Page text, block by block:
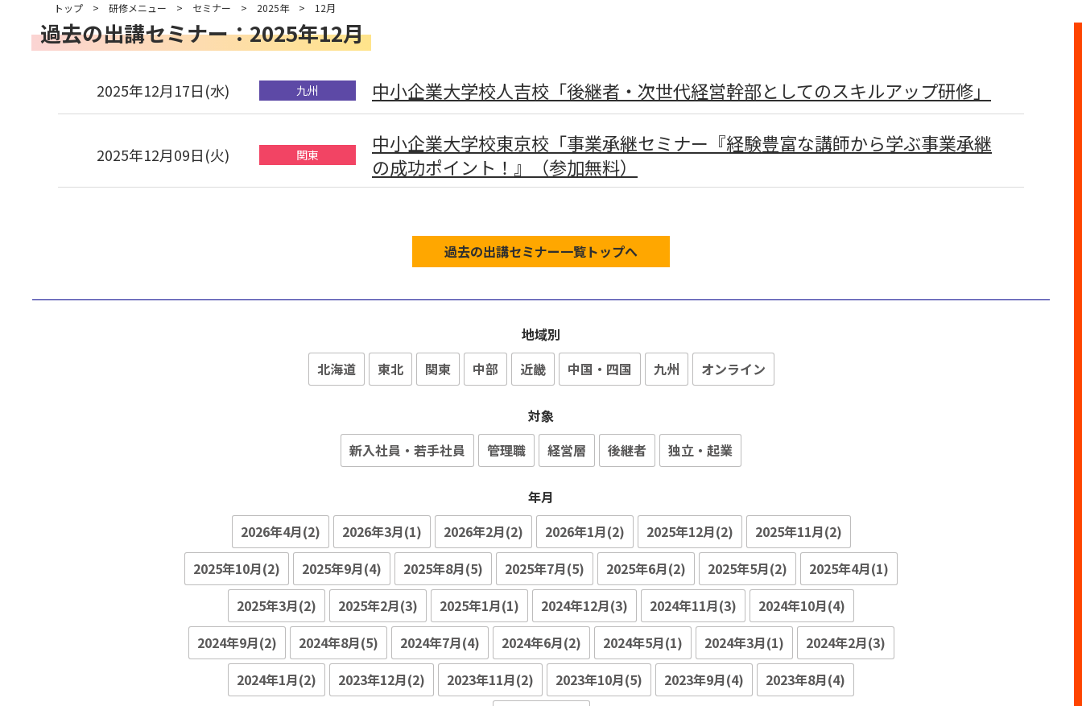
トップ >研修メニュー > セミナー > 2025年> 12月
過去の出講セミナー：2025年12月
2025年12月17日(水) 九州 中小企業大学校人吉校「後継者・次世代経営幹部としてのスキルアップ研修」
2025年12月09日(火) 関東
中小企業大学校東京校「事業承継セミナー『経験豊富な講師から学ぶ事業承継
の成功ポイント！』（参加無料）
過去の出講セミナー一覧トップへ
地域別
北海道
東北 関東 中部 近畿 中国・四国 九州 オンライン
対象
新入社員・若手社員
管理職 経営層 後継者 独立・起業
年月
2026年4月(2)
2026年3月(1) 2026年2月(2) 2026年1月(2) 2025年12月(2)
2025年11月(2)
2025年10月(2)
2025年9月(4) 2025年8月(5) 2025年7月(5) 2025年6月(2) 2025年5月(2)
2025年4月(1)
2025年3月(2)
2025年2月(3) 2025年1月(1) 2024年12月(3) 2024年11月(3)
2024年10月(4)
2024年9月(2)
2024年8月(5) 2024年7月(4) 2024年6月(2) 2024年5月(1) 2024年3月(1)
2024年2月(3)
2024年1月(2)
2023年12月(2) 2023年11月(2) 2023年10月(5) 2023年9月(4)
2023年8月(4)